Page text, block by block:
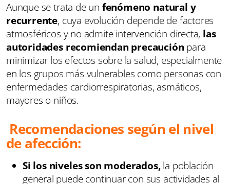
Aunque se trata de un fenómeno natural y
recurrente, cuya evolución depende de factores
atmosféricos y no admite intervención directa, las
autoridades recomiendan precaución para
minimizar los efectos sobre la salud, especialmente
en los grupos más vulnerables como personas con
enfermedades cardiorrespiratorias, asmáticos,
mayores o niños.
Recomendaciones según el nivel
de afección:
Si los niveles son moderados,la población
general puede continuar con sus actividades al